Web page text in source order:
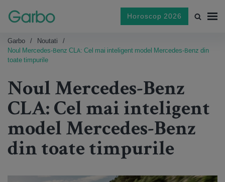
Horoscop 2026
Garbo
Noutati
Noul Mercedes-Benz CLA: Cel mai inteligent model Mercedes-Benz din
toate timpurile
Noul Mercedes-Benz
CLA: Cel mai inteligent
model Mercedes-Benz
din toate timpurile